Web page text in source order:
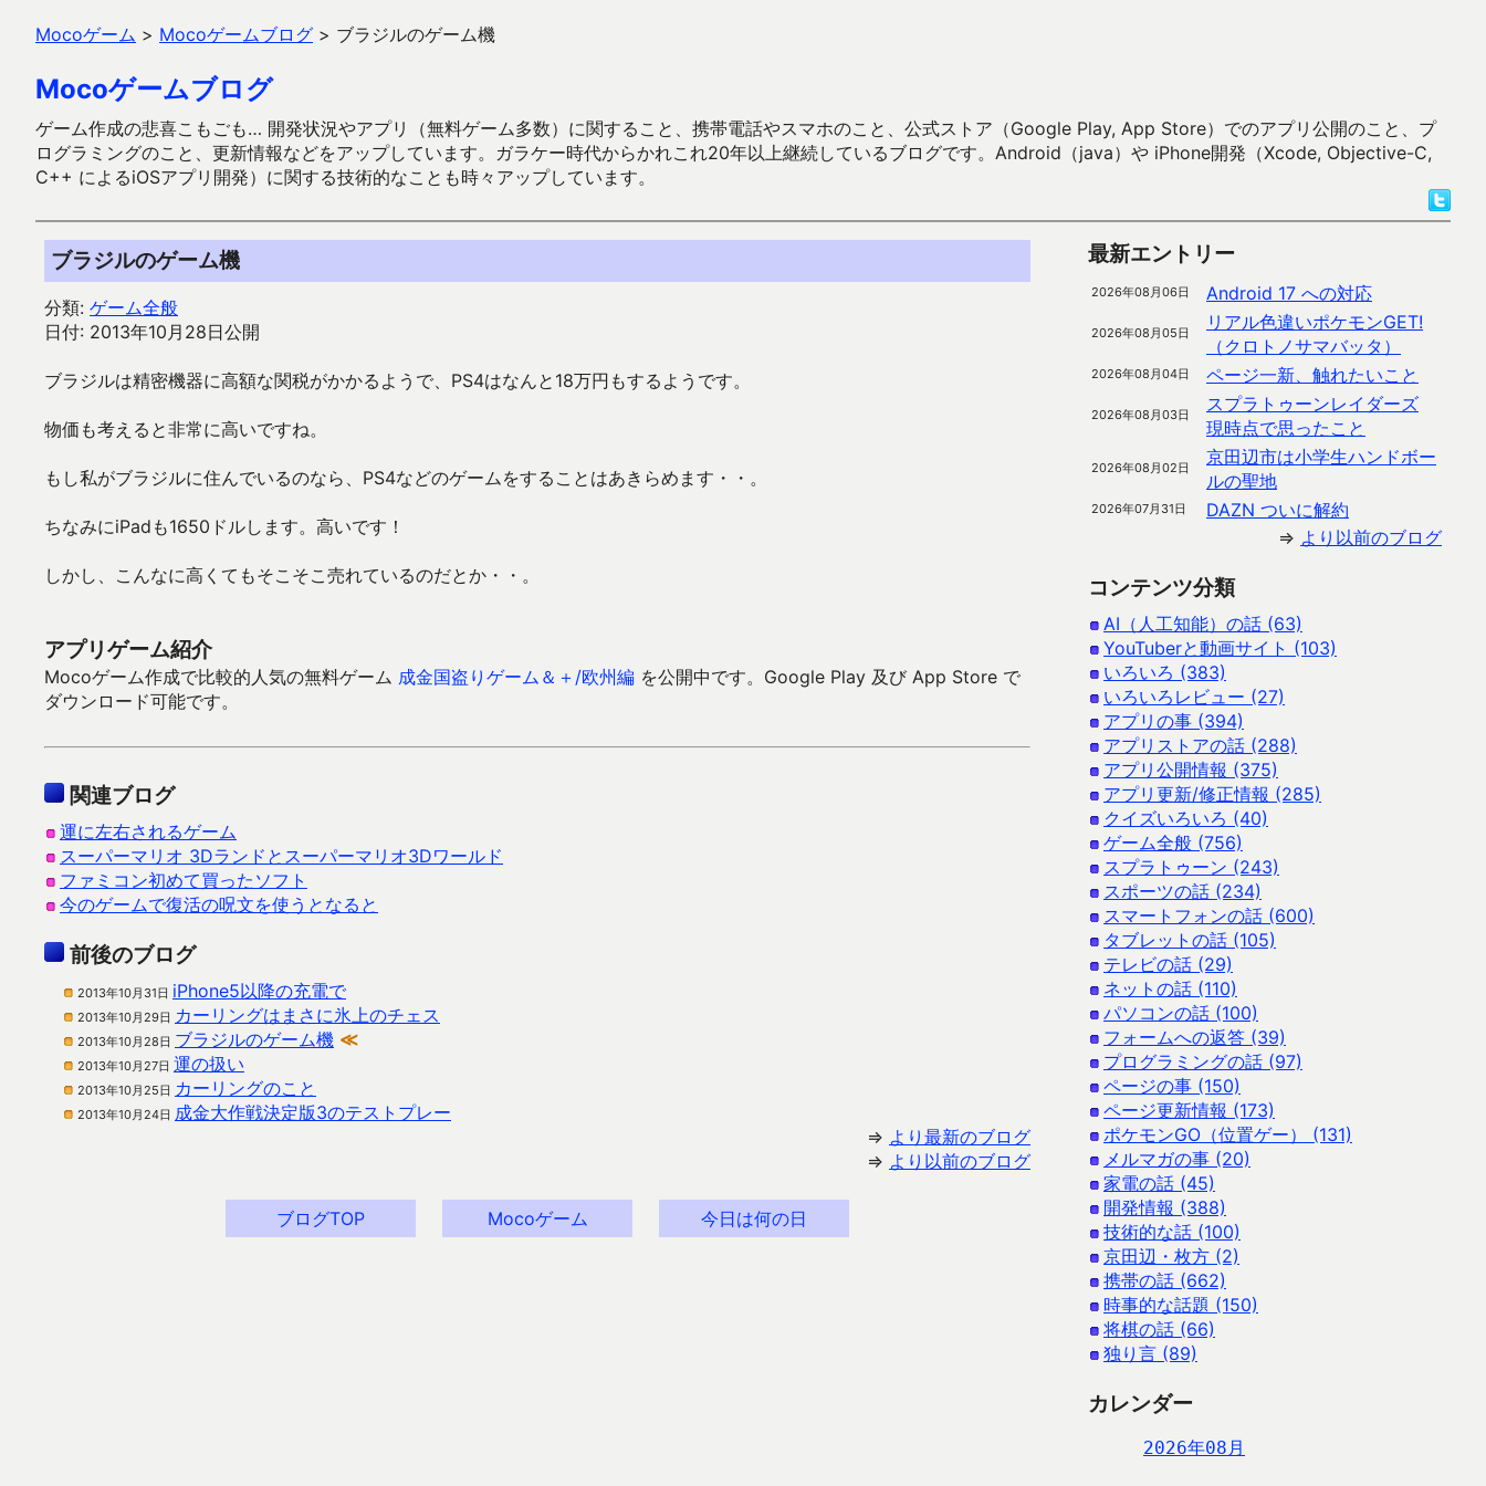
Mocoゲーム > Mocoゲームブログ > ブラジルのゲーム機
Mocoゲームブログ
ゲーム作成の悲喜こもごも… 開発状況やアプリ（無料ゲーム多数）に関すること、携帯電話やスマホのこと、公式ストア（Google Play, App Store）でのアプリ公開のこと、プ
ログラミングのこと、更新情報などをアップしています。ガラケー時代からかれこれ20年以上継続しているブログです。Android（java）や iPhone開発（Xcode, Objective-C,
C++ によるiOSアプリ開発）に関する技術的なことも時々アップしています。
ブラジルのゲーム機
分類: ゲーム全般
日付: 2013年10月28日公開
ブラジルは精密機器に高額な関税がかかるようで、PS4はなんと18万円もするようです。
物価も考えると非常に高いですね。
もし私がブラジルに住んでいるのなら、PS4などのゲームをすることはあきらめます・・。
ちなみにiPadも1650ドルします。高いです！
しかし、こんなに高くてもそこそこ売れているのだとか・・。
アプリゲーム紹介
Mocoゲーム作成で比較的人気の無料ゲーム 成金国盗りゲーム＆＋/欧州編 を公開中です。Google Play 及び App Store で
ダウンロード可能です。
関連ブログ
運に左右されるゲーム
スーパーマリオ 3Dランドとスーパーマリオ3Dワールド
ファミコン初めて買ったソフト
今のゲームで復活の呪文を使うとなると
前後のブログ
2013年10月31日 iPhone5以降の充電で
2013年10月29日 カーリングはまさに氷上のチェス
2013年10月28日 ブラジルのゲーム機 ≪
2013年10月27日 運の扱い
2013年10月25日 カーリングのこと
2013年10月24日 成金大作戦決定版3のテストプレー
⇒ より最新のブログ
⇒ より以前のブログ
ブログTOP Mocoゲーム 今日は何の日
最新エントリー
2026年08月06日 Android 17 への対応
2026年08月05日
リアル色違いポケモンGET!
（クロトノサマバッタ）
2026年08月04日 ページ一新、触れたいこと
2026年08月03日
スプラトゥーンレイダーズ
現時点で思ったこと
2026年08月02日
京田辺市は小学生ハンドボー
ルの聖地
2026年07月31日
DAZN ついに解約
⇒ より以前のブログ
コンテンツ分類
AI（人工知能）の話 (63)
YouTuberと動画サイト (103)
いろいろ (383)
いろいろレビュー (27)
アプリの事 (394)
アプリストアの話 (288)
アプリ公開情報 (375)
アプリ更新/修正情報 (285)
クイズいろいろ (40)
ゲーム全般 (756)
スプラトゥーン (243)
スポーツの話 (234)
スマートフォンの話 (600)
タブレットの話 (105)
テレビの話 (29)
ネットの話 (110)
パソコンの話 (100)
フォームへの返答 (39)
プログラミングの話 (97)
ページの事 (150)
ページ更新情報 (173)
ポケモンGO（位置ゲー） (131)
メルマガの事 (20)
家電の話 (45)
開発情報 (388)
技術的な話 (100)
京田辺・枚方 (2)
携帯の話 (662)
時事的な話題 (150)
将棋の話 (66)
独り言 (89)
カレンダー
2026年08月